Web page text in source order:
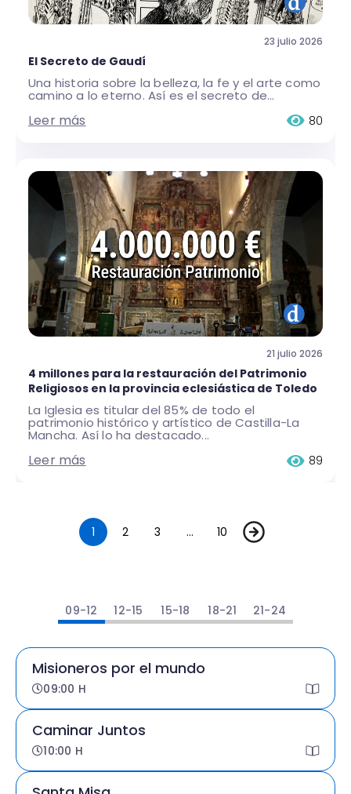
23 julio 2026
El Secreto de Gaudí
Una historia sobre la belleza, la fe y el arte como
camino a lo eterno. Así es el secreto de...
Leer más 80
21 julio 2026
4 millones para la restauración del Patrimonio
Religiosos en la provincia eclesiástica de Toledo
La Iglesia es titular del 85% de todo el
patrimonio histórico y artístico de Castilla-La
Mancha. Así lo ha destacado...
Leer más 89
1 2 3 … 10
09-12 12-15 15-18 18-21 21-24
Misioneros por el mundo
09:00 H
Caminar Juntos
10:00 H